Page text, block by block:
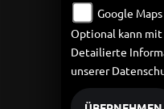
Google
Optional kann
Detailierte
unserer